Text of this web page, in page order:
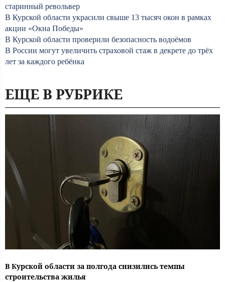
старинный револьвер
В Курской области украсили свыше 13 тысяч окон в рамках
акции «Окна Победы»
В Курской области проверили безопасность водоёмов
В России могут увеличить страховой стаж в декрете до трёх
лет за каждого ребёнка
ЕЩЕ В РУБРИКЕ
В Курской области за полгода снизились темпы
строительства жилья